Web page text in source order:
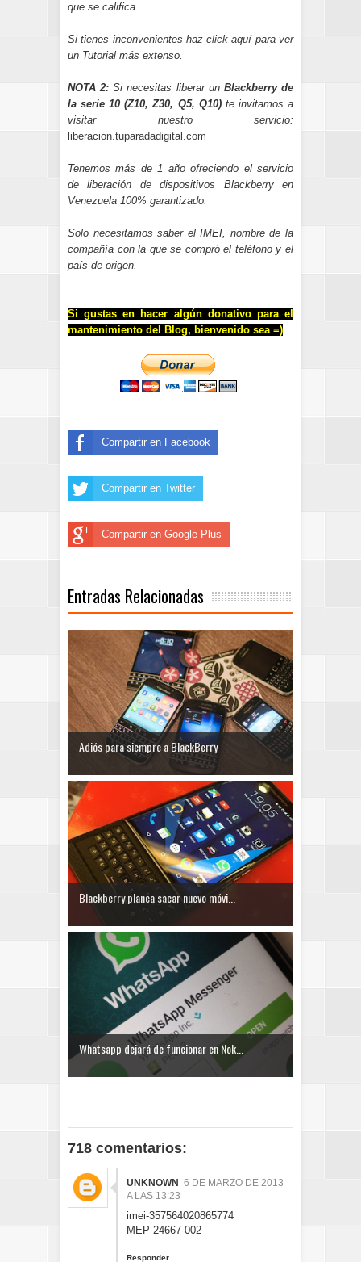
que se califica.
Si tienes inconvenientes haz click aquípara ver
un Tutorial más extenso.
NOTA 2:Si necesitas liberar unBlackberry de
la serie 10 (Z10, Z30, Q5, Q10)te invitamos a
visitar nuestro servicio:
liberacion.tuparadadigital.com
Tenemos más de 1 año ofreciendo el servicio
de liberación de dispositivos Blackberry en
Venezuela 100% garantizado.
Solo necesitamos saber el IMEI, nombre de la
compañía con la que se compró el teléfono y el
país de origen.
Si gustas en hacer algún donativo para el
mantenimiento del Blog, bienvenido sea =)
Compartir en Facebook
Compartir en Twitter
Compartir en Google Plus
Entradas Relacionadas
Adiós para siempre a BlackBerry
Blackberry planea sacar nuevo móvi...
Whatsapp dejará de funcionar en Nok...
718 comentarios:
UNKNOWN 6 DE MARZO DE 2013
A LAS 13:23
imei-357564020865774
MEP-24667-002
Responder